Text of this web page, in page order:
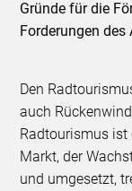
Gründe für die
Forderungen des
Den
auch
Radtourismus ist
Markt, der
und umgesetzt,